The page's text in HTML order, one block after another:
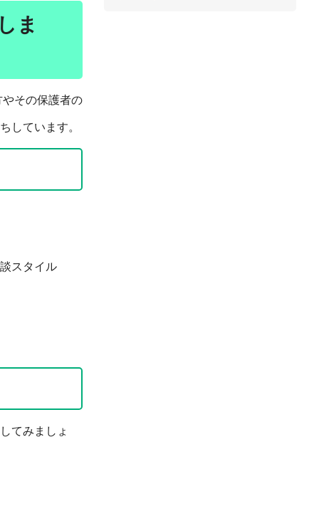
ま
その保護者の
しています。
スタイル
てみましょ